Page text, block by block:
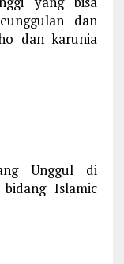
dan
dan karunia
Unggul di
Islamic